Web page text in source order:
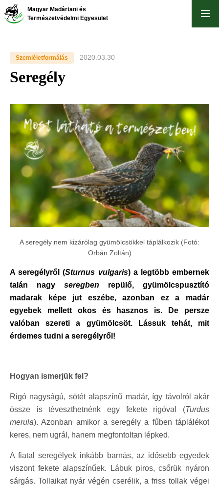
Ugrás
Magyar Madártani és
Természetvédelmi Egyesület
Szemléletformálás 2020.03.30
Seregély
A seregély nem kizárólag gyümölcsökkel táplálkozik (Fotó:
Orbán Zoltán)
A seregélyről (Sturnus vulgaris) a legtöbb embernek
talán nagy seregben repülő, gyümölcspusztító
madarak képe jut eszébe, azonban ez a madár
egyebek mellett okos és hasznos is. De persze
valóban szereti a gyümölcsöt. Lássuk tehát, mit
érdemes tudni a seregélyről!
Hogyan ismerjük fel?
Rigó nagyságú, sötét alapszínű madár, így távolról akár
össze is téveszthetnénk egy fekete rigóval (Turdus
merula). Azonban amikor a seregély a fűben táplálékot
keres, nem ugrál, hanem megfontoltan lépked.
A fiatal seregélyek inkább barnás, az idősebb egyedek
viszont fekete alapszínűek. Lábuk piros, csőrük nyáron
sárgás. Tollaikat nyár végén cserélik, a friss tollak végei